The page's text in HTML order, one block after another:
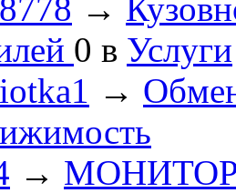
→
0 в Услуги
→
→ МОНИТОРЫ